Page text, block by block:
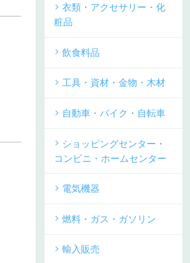
衣類・アクセサリー・化
粧品
飲食料品
工具・資材・金物・木材
自動車・バイク・自転車
ショッピングセンター・
コンビニ・ホームセンター
電気機器
燃料・ガス・ガソリン
輸入販売